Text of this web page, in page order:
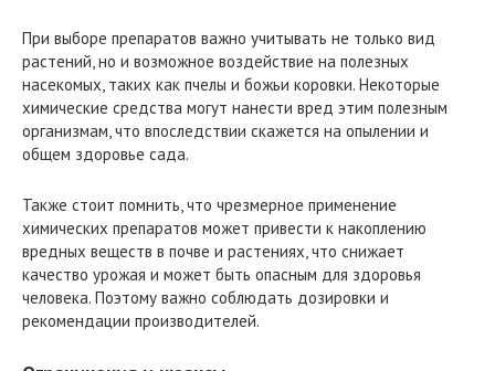
При выборе препаратов важно учитывать не только вид
растений, но и возможное воздействие на полезных
насекомых, таких как пчелы и божьи коровки. Некоторые
химические средства могут нанести вред этим полезным
организмам, что впоследствии скажется на опылении и
общем здоровье сада.
Также стоит помнить, что чрезмерное применение
химических препаратов может привести к накоплению
вредных веществ в почве и растениях, что снижает
качество урожая и может быть опасным для здоровья
человека. Поэтому важно соблюдать дозировки и
рекомендации производителей.